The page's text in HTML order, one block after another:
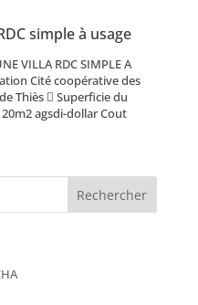
simple à usage
VILLA RDC SIMPLE A
Cité coopérative des
Thiès  Superficie du
agsdi-dollar Cout